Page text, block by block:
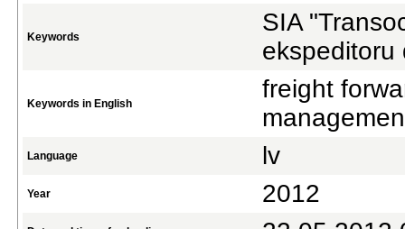
Keywords
SIA
ekspeditoru
Keywords in English
freight
Language lv
Year 2012